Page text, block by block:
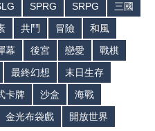
SPRG SRPG
三國
共鬥 冒險
和風
幕 後宮 戀愛
戰棋
最終幻想
末日生存
卡牌 沙盒
海戰
金光布袋戲
開放世界